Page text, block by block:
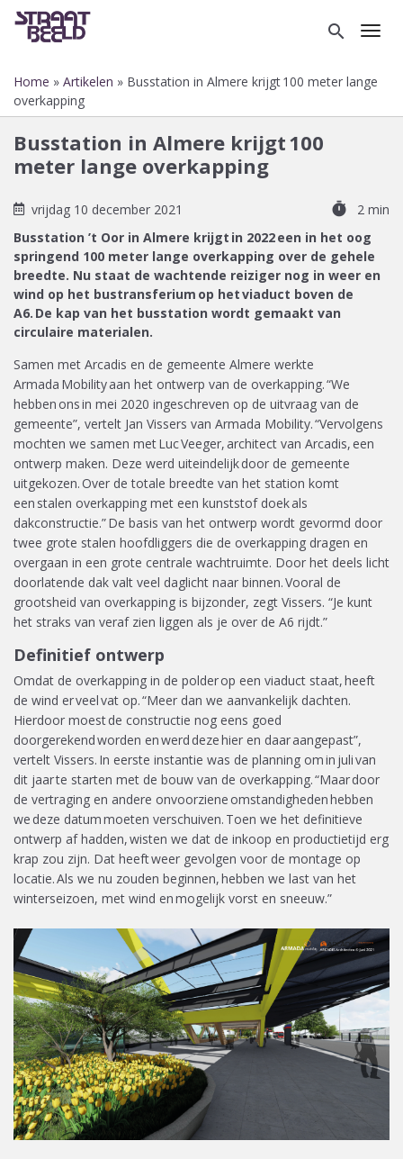
Overslaan
inhoud
gaan
search
Kruimelpad
Home Artikelen
Busstation in Almere krijgt 100 meter lange
overkapping
Busstation in Almere krijgt 100
meter lange overkapping
vrijdag 10 december 2021 timer
2 min
Busstation ’t Oor in Almere krijgt in 2022 een in het oog
springend 100 meter lange overkapping over de gehele
breedte. Nu staat de wachtende reiziger nog in weer en
wind op het bustransferium op het viaduct boven de
A6. De kap van het busstation wordt gemaakt van
circulaire materialen.
Samen met Arcadis en de gemeente Almere werkte
Armada Mobility aan het ontwerp van de overkapping. “We
hebben ons in mei 2020 ingeschreven op de uitvraag van de
gemeente”, vertelt Jan Vissers van Armada Mobility. “Vervolgens
mochten we samen met Luc Veeger, architect van Arcadis, een
ontwerp maken. Deze werd uiteindelijk door de gemeente
uitgekozen. Over de totale breedte van het station komt
een stalen overkapping met een kunststof doek als
dakconstructie.” De basis van het ontwerp wordt gevormd door
twee grote stalen hoofdliggers die de overkapping dragen en
overgaan in een grote centrale wachtruimte. Door het deels licht
doorlatende dak valt veel daglicht naar binnen. Vooral de
grootsheid van overkapping is bijzonder, zegt Vissers. “Je kunt
het straks van veraf zien liggen als je over de A6 rijdt.”
Definitief ontwerp
Omdat de overkapping in de polder op een viaduct staat, heeft
de wind er veel vat op. “Meer dan we aanvankelijk dachten.
Hierdoor moest de constructie nog eens goed
doorgerekend worden en werd deze hier en daar aangepast”,
vertelt Vissers. In eerste instantie was de planning om in juli van
dit jaar te starten met de bouw van de overkapping. “Maar door
de vertraging en andere onvoorziene omstandigheden hebben
we deze datum moeten verschuiven. Toen we het definitieve
ontwerp af hadden, wisten we dat de inkoop en productietijd erg
krap zou zijn. Dat heeft weer gevolgen voor de montage op
locatie. Als we nu zouden beginnen, hebben we last van het
winterseizoen, met wind en mogelijk vorst en sneeuw.”